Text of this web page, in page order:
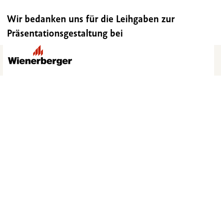
Wir bedanken uns für die Leihgaben zur
Präsentationsgestaltung bei